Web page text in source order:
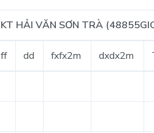
KT HẢI VĂN SƠN TRÀ
ff dd fxfx2m dxdx2m